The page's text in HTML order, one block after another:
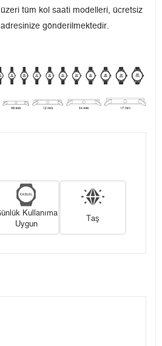
tüm kol saati modelleri, ücretsiz
gönderilmektedir.
Kullanıma
Uygun
Taş